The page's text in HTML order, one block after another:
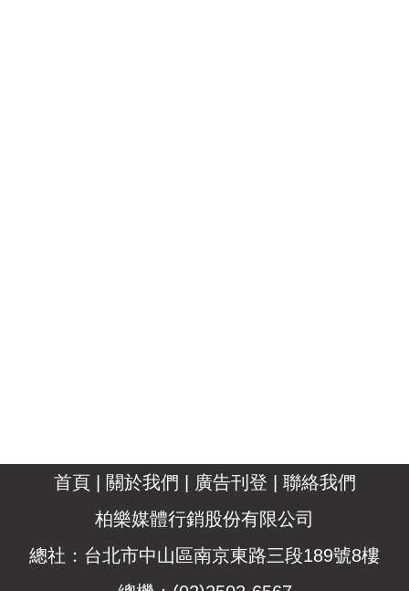
首頁 關於我們 廣告刊登
聯絡我們
柏樂媒體行銷股份有限公司
總社：台北市中山區南京東路三段189號8樓